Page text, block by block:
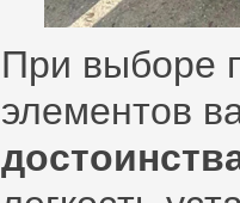
При выборе
элементов